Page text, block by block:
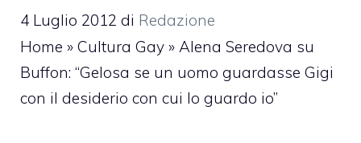
4 Luglio 2012 di Redazione
Home » Cultura Gay » Alena Seredova su
Buffon: “Gelosa se un uomo guardasse Gigi
con il desiderio con cui lo guardo io”